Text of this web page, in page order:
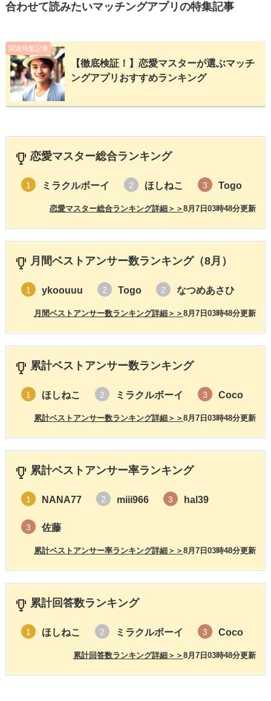
合わせて読みたいマッチングアプリの特集記事
関連特集記事
【徹底検証！】恋愛マスターが選ぶマッチ
ングアプリおすすめランキング
恋愛マスター総合ランキング
1 ミラクルボーイ 2 ほしねこ 3 Togo
8月7日03時48分更新
恋愛マスター総合ランキング詳細＞＞
月間ベストアンサー数ランキング（8月）
1 ykoouuu 2 Togo 2 なつめあさひ
8月7日03時48分更新
月間ベストアンサー数ランキング詳細＞＞
累計ベストアンサー数ランキング
1 ほしねこ 2 ミラクルボーイ 3 Coco
8月7日03時48分更新
累計ベストアンサー数ランキング詳細＞＞
累計ベストアンサー率ランキング
1 NANA77 2 miii966 3 hal39
3 佐藤
8月7日03時48分更新
累計ベストアンサー率ランキング詳細＞＞
累計回答数ランキング
1 ほしねこ 2 ミラクルボーイ 3 Coco
8月7日03時48分更新
累計回答数ランキング詳細＞＞